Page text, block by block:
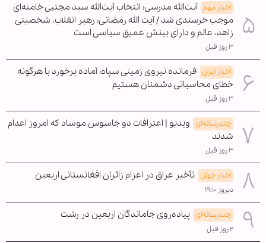
اخبار مهم آیت‌الله مدرسی: انتخاب آیت‌الله سید مجتبی خامنه‌ای
موجب خرسندی شد / آیت الله رمضانی: رهبر انقلاب، شخصیتی
زاهد، عالم و دارای بینش عمیق سیاسی است
۳ روز قبل
اخبار ایران فرمانده نیروی زمینی سپاه: آماده برخورد با هرگونه
خطای محاسباتی دشمنان هستیم
۳ روز قبل
چندرسانه‌ای ویدیو | اعترافات دو جاسوس موساد که امروز اعدام
شدند
۳ روز قبل
اخبار جهان تأخیر عراق در اعزام زائران افغانستانی اربعین
دیروز ۱۹:۱۰
چندرسانه‌ای پیاده‌روی جاماندگان اربعین در رشت
۲ روز قبل